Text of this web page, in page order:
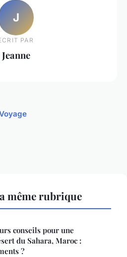
J
PAR
Jeanne
même rubrique
conseils pour une
du Sahara, Maroc :
?